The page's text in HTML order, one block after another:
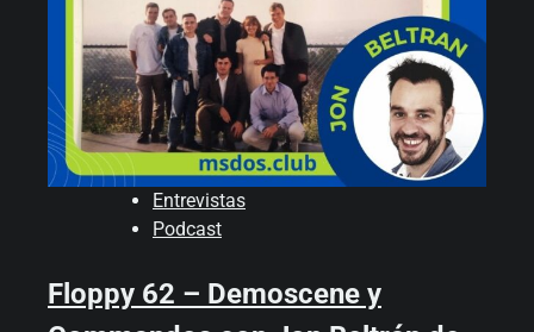
Entrevistas
Podcast
Floppy 62 – Demoscene y